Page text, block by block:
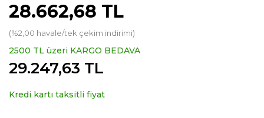
28.662,68 TL
(%2,00 havale/tek çekim indirimi)
2500 TL üzeri KARGO BEDAVA
29.247,63 TL
Kredi kartı taksitli fiyat